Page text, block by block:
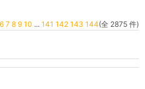
6 7 8 9 10 ... 141 142 143 144(全 2875 件)